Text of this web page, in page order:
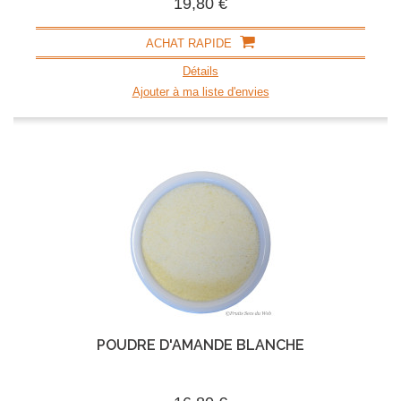
19,80 €
ACHAT RAPIDE
Détails
Ajouter à ma liste d'envies
POUDRE D'AMANDE BLANCHE